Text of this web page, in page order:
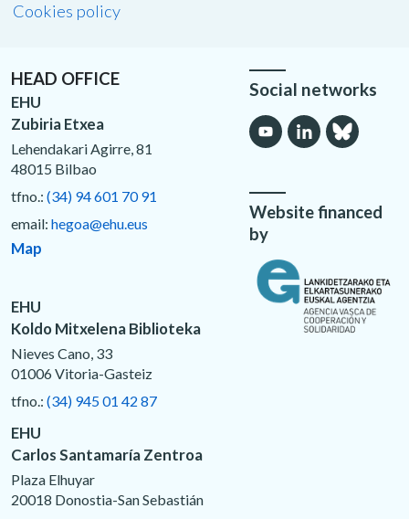
Cookies policy
HEAD OFFICE
EHU
Zubiria Etxea
Lehendakari Agirre, 81
48015 Bilbao
tfno.: (34) 94 601 70 91
email: hegoa@ehu.eus
Map
EHU
Koldo Mitxelena Biblioteka
Nieves Cano, 33
01006 Vitoria-Gasteiz
tfno.: (34) 945 01 42 87
EHU
Carlos Santamaría Zentroa
Plaza Elhuyar
20018 Donostia-San Sebastián
Social networks
Website financed
by